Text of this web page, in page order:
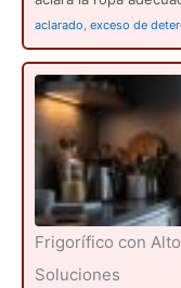
aclarado exceso de
Frigorífico con
Soluciones